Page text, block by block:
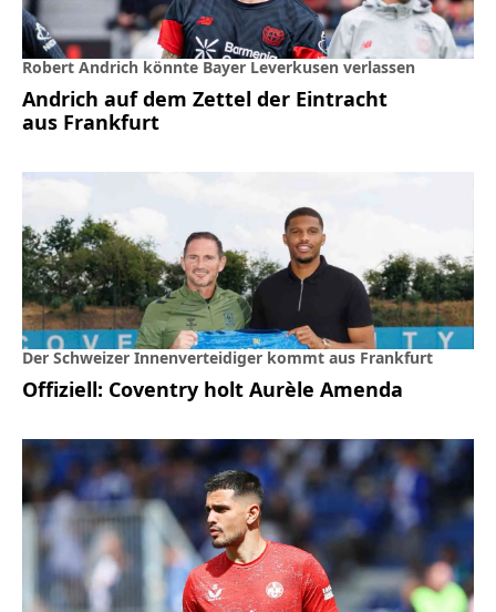
Robert Andrich könnte Bayer Leverkusen verlassen
Andrich auf dem Zettel der Eintracht
aus Frankfurt
Der Schweizer Innenverteidiger kommt aus Frankfurt
Offiziell: Coventry holt Aurèle Amenda